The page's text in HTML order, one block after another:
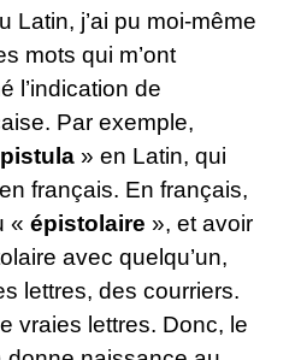
Latin, j’ai pu moi-même
mots qui m’ont
l’indication de
Par exemple,
» en Latin, qui
français. En français,
« épistolaire », et avoir
avec quelqu’un,
lettres, des courriers.
vraies lettres. Donc, le